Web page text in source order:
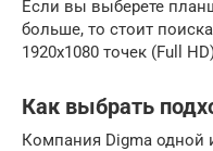
Если вы выберете
больше, то стоит
1920х1080 точек (Full
Как выбрать
Компания Digma одной